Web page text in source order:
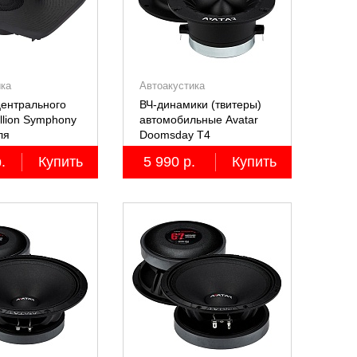
Symphony
Lixiang Li-
Купить
Автоакустика
ВЧ-динамики (твитеры)
автомобильные Avatar
Doomsday Т4
5 990 р. Купить